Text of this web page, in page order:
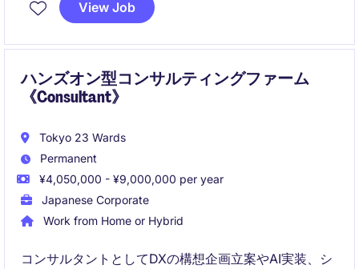
以下にことが主に得られます！：
View Job
ハンズオン型コンサルティングファーム
《Consultant》
Tokyo 23 Wards
Permanent
¥4,050,000 - ¥9,000,000 per year
Japanese Corporate
Work from Home or Hybrid
コンサルタントとしてDXの構想企画立案やAI実装、シ